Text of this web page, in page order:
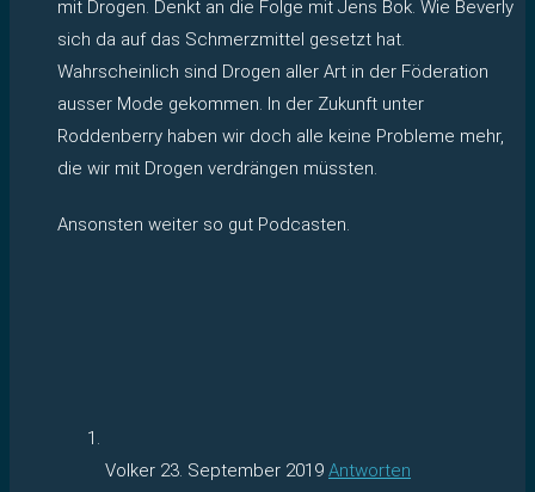
mit Drogen. Denkt an die Folge mit Jens Bok. Wie Beverly
sich da auf das Schmerzmittel gesetzt hat.
Wahrscheinlich sind Drogen aller Art in der Föderation
ausser Mode gekommen. In der Zukunft unter
Roddenberry haben wir doch alle keine Probleme mehr,
die wir mit Drogen verdrängen müssten.
Ansonsten weiter so gut Podcasten.
Volker 23. September 2019 Antworten